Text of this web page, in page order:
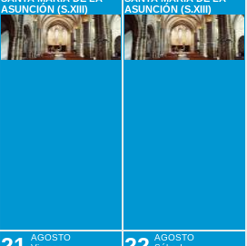
ASUNCIÓN (S.XIII)
ASUNCIÓN (S.XIII)
AGOSTO
AGOSTO